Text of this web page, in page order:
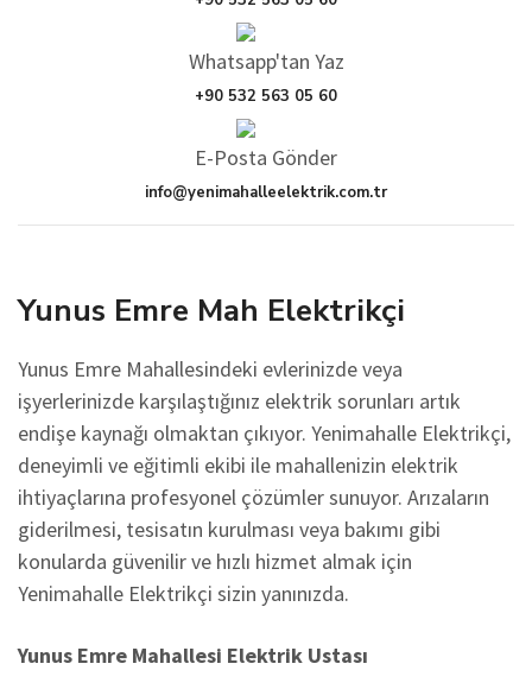
Whatsapp'tan Yaz
+90 532 563 05 60
E-Posta Gönder
info@yenimahalleelektrik.com.tr
Yunus Emre Mah Elektrikçi
Yunus Emre Mahallesindeki evlerinizde veya
işyerlerinizde karşılaştığınız elektrik sorunları artık
endişe kaynağı olmaktan çıkıyor. Yenimahalle Elektrikçi,
deneyimli ve eğitimli ekibi ile mahallenizin elektrik
ihtiyaçlarına profesyonel çözümler sunuyor. Arızaların
giderilmesi, tesisatın kurulması veya bakımı gibi
konularda güvenilir ve hızlı hizmet almak için
Yenimahalle Elektrikçi sizin yanınızda.
Yunus Emre Mahallesi Elektrik Ustası